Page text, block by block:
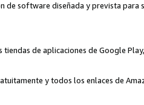
de software diseñada y prevista
de aplicaciones de Google
y todos los enlaces de